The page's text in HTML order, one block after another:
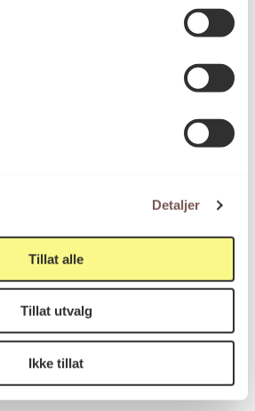
Detaljer
Tillat alle
Tillat utvalg
Ikke tillat
Pennetegning, Tegning
51cm
2cm
65cm